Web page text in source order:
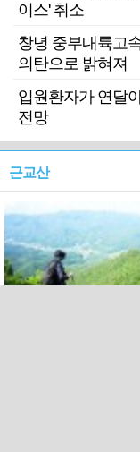
이스' 취소
창녕 중부내륙고
의탄으로 밝혀져
입원환자가 연달
전망
근교산